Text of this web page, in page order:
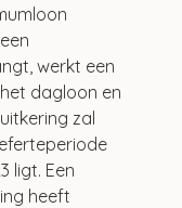
werkt een
dagloon en
zal
ligt. Een
heeft